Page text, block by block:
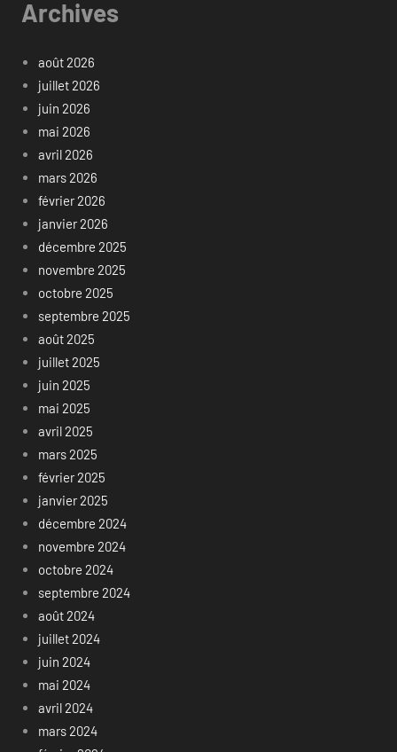
Archives
août 2026
juillet 2026
juin 2026
mai 2026
avril 2026
mars 2026
février 2026
janvier 2026
décembre 2025
novembre 2025
octobre 2025
septembre 2025
août 2025
juillet 2025
juin 2025
mai 2025
avril 2025
mars 2025
février 2025
janvier 2025
décembre 2024
novembre 2024
octobre 2024
septembre 2024
août 2024
juillet 2024
juin 2024
mai 2024
avril 2024
mars 2024